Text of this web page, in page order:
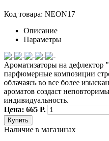
Код товара: NEON17
Описание
Параметры
Ароматизаторы на дефлектор
парфюмерные композиции
облачаясь во все более
ароматов создаст
индивидуальность.
Цена: 665 Р.
Купить
Наличие в магазинах